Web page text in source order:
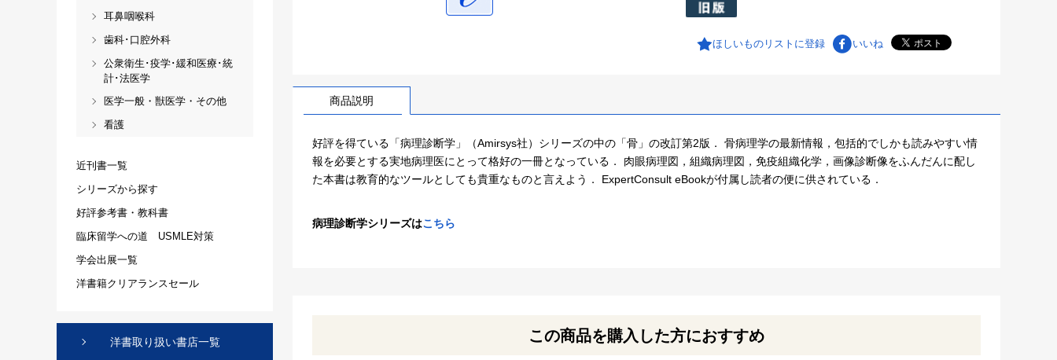
ほしいものリストに登録 いいね
商品説明
好評を得ている「病理診断学」（Amirsys社）シリーズの中の「骨」の改訂第2版． 骨病理学の最新情報，包括的でしかも読みやすい情
報を必要とする実地病理医にとって格好の一冊となっている． 肉眼病理図，組織病理図，免疫組織化学，画像診断像をふんだんに配し
た本書は教育的なツールとしても貴重なものと言えよう． ExpertConsult eBookが付属し読者の便に供されている．
病理診断学シリーズはこちら
この商品を購入した方におすすめ
耳鼻咽喉科
歯科･口腔外科
公衆衛生･疫学･緩和医療･統
計･法医学
医学一般・獣医学・その他
看護
近刊書一覧
シリーズから探す
好評参考書・教科書
臨床留学への道 USMLE対策
学会出展一覧
洋書籍クリアランスセール
洋書取り扱い書店一覧